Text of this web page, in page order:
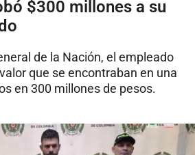
$300 millones a su
de la Nación, el empleado
que se encontraban en una
en 300 millones de pesos.